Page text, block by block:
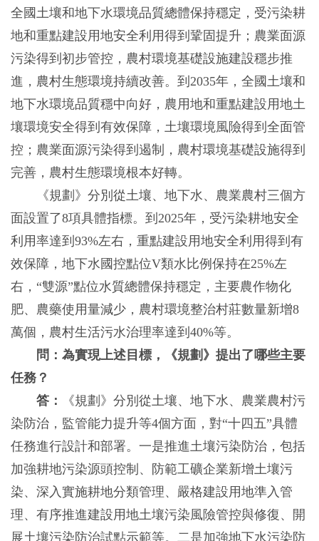
全國土壤和地下水環境品質總體保持穩定，受污染耕
地和重點建設用地安全利用得到鞏固提升；農業面源
污染得到初步管控，農村環境基礎設施建設穩步推
進，農村生態環境持續改善。到2035年，全國土壤和
地下水環境品質穩中向好，農用地和重點建設用地土
壤環境安全得到有效保障，土壤環境風險得到全面管
控；農業面源污染得到遏制，農村環境基礎設施得到
完善，農村生態環境根本好轉。
《規劃》分別從土壤、地下水、農業農村三個方
面設置了8項具體指標。到2025年，受污染耕地安全
利用率達到93%左右，重點建設用地安全利用得到有
效保障，地下水國控點位V類水比例保持在25%左
右，“雙源”點位水質總體保持穩定，主要農作物化
肥、農藥使用量減少，農村環境整治村莊數量新增8
萬個，農村生活污水治理率達到40%等。
問：為實現上述目標，《規劃》提出了哪些主要
任務？
答：
《規劃》分別從土壤、地下水、農業農村污
染防治，監管能力提升等4個方面，對“十四五”具體
任務進行設計和部署。一是推進土壤污染防治，包括
加強耕地污染源頭控制、防範工礦企業新增土壤污
染、深入實施耕地分類管理、嚴格建設用地準入管
理、有序推進建設用地土壤污染風險管控與修復、開
展土壤污染防治試點示範等。二是加強地下水污染防